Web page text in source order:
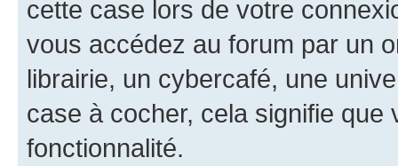
cette case lors de votre
vous accédez au forum par un
librairie, un cybercafé, une
case à cocher, cela signifie
fonctionnalité.